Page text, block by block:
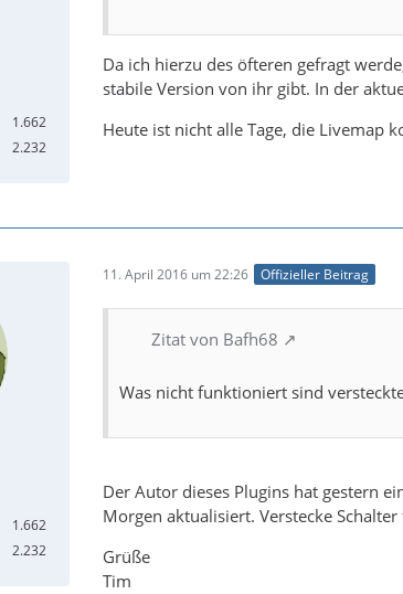
1.662
2.232
Da ich hierzu des öfteren gefragt
stabile Version von ihr gibt. In der
Heute ist nicht alle Tage, die Livemap
1.662
2.232
11. April 2016 um 22:26 Offizieller Beitrag
Zitat von Bafh68
Was nicht funktioniert sind
Der Autor dieses Plugins hat gestern
Morgen aktualisiert. Verstecke
Grüße
Tim